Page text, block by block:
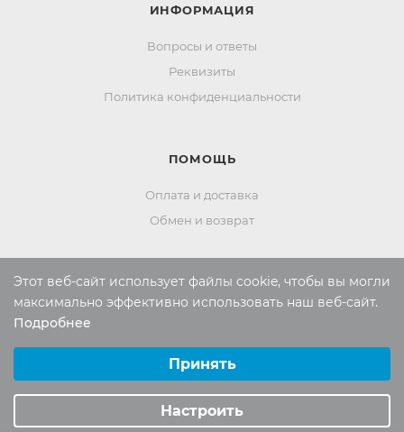
ИНФОРМАЦИЯ
Вопросы и ответы
Реквизиты
Политика конфиденциальности
ПОМОЩЬ
Оплата и доставка
Обмен и возврат
Россия:8 (800) 101-38-97
Отдел продаж:info@mr-kover.ru
Тех. поддержка:support
Этот веб-сайт использует файлы cookie, чтобы вы могли
максимально эффективно использовать наш веб-сайт.
Подробнее
Аналитические/Функциональные
Принять
Настроить